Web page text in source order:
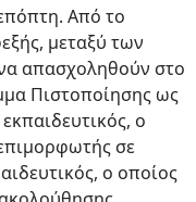
Από το
μεταξύ των
απασχοληθούν στο
Πιστοποίησης ως
ο
σε
ο οποίος